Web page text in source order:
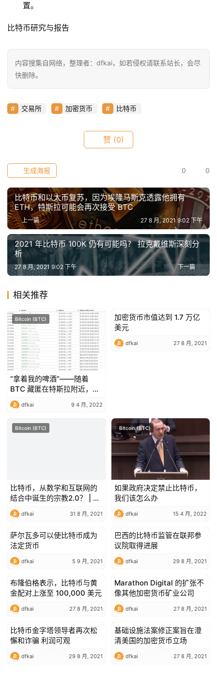
置。
比特币研究与报告
内容搜集自网络，整理者：dfkai，如若侵权请联系站长，会尽
快删除。
交易所 加密货币 比特币
赞 (0)
0 0
生成海报
比特币和以太币复苏，因为埃隆马斯克透露他拥有
ETH，特斯拉可能会再次接受 BTC
上一篇 27 8 月, 2021 9:02 下午
2021 年比特币 100K 仍有可能吗？ 拉克戴维斯深刻分
析
下一篇
27 8 月, 2021 9:02 下午
相关推荐
Bitcoin (BTC)
“拿着我的啤酒”——随着
BTC 藏匿在特斯拉附近，
Terra 已经从购买比特币中
筹集了 1.65 亿美元
dfkai 9 4 月, 2022
Bitcoin (BTC)
加密货币市值达到 1.7 万亿
美元
dfkai 27 8 月, 2021
Bitcoin (BTC)
比特币，从数学和互联网的
结合中诞生的宗教2.0？ | 雅
克·法维尔 – 第二部分
dfkai 31 8 月, 2021
Bitcoin (BTC)
如果政府决定禁止比特币，
我们该怎么办
dfkai 15 4 月, 2022
Bitcoin (BTC)
萨尔瓦多可以使比特币成为
法定货币
dfkai 5 9 月, 2021
Bitcoin (BTC)
巴西的比特币监管在联邦参
议院取得进展
dfkai 29 8 月, 2021
Bitcoin (BTC)
布隆伯格表示，比特币与黄
金配对上涨至 100,000 美元
dfkai 27 8 月, 2021
Bitcoin (BTC)
Marathon Digital 的扩张不
像其他加密货币矿业公司
dfkai 27 8 月, 2021
Bitcoin (BTC)
比特币金字塔领导者再次松
懈和诈骗 利润可观
dfkai 29 8 月, 2021
Bitcoin (BTC)
基础设施法案修正案旨在澄
清美国的加密货币立场
dfkai 27 8 月, 2021